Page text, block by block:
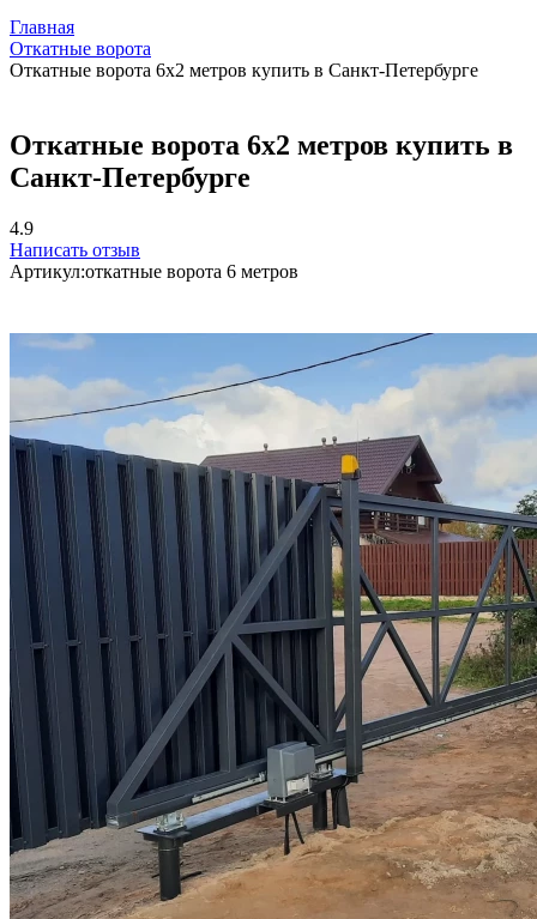
Главная
Откатные ворота
Откатные ворота 6х2 метров купить в Санкт-Петербурге
Откатные ворота 6х2 метров купить в
Санкт-Петербурге
4.9
Написать отзыв
Артикул:откатные ворота 6 метров